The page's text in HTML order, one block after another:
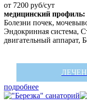
от 7200 руб/сут
медицинский профиль:
Болезни почек,
Эндокринная система,
двигательный аппарат,
подробнее